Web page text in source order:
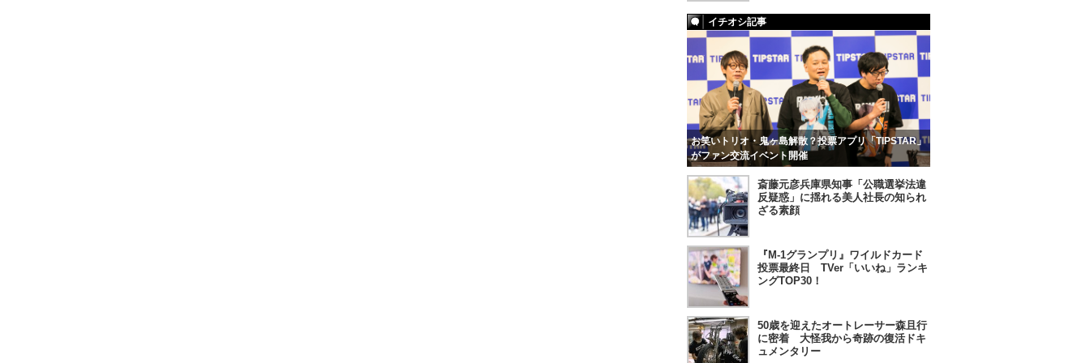
イチオシ記事
お笑いトリオ・鬼ヶ島解散？投票アプリ「TIPSTAR」
がファン交流イベント開催
斎藤元彦兵庫県知事「公職選挙法違
反疑惑」に揺れる美人社長の知られ
ざる素顔
『M-1グランプリ』ワイルドカード
投票最終日 TVer「いいね」ランキ
ングTOP30！
50歳を迎えたオートレーサー森且行
に密着 大怪我から奇跡の復活ドキ
ュメンタリー